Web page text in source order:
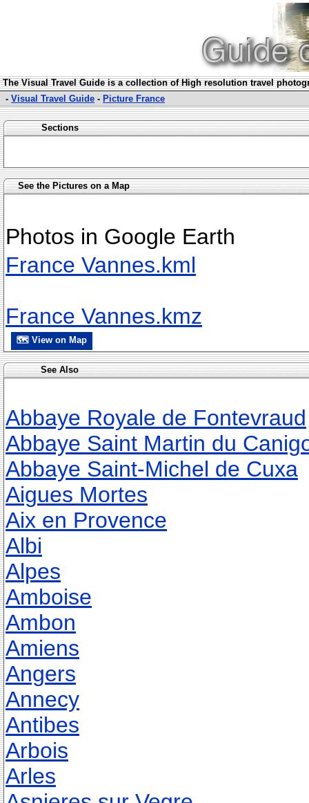
The Visual Travel Guide is a collection of High resolution travel
- Visual Travel Guide - Picture France
Sections
See the Pictures on a Map
Photos in Google Earth
France Vannes.kml
France Vannes.kmz
🗺 View on Map
See Also
Abbaye Royale de Fontevraud
Abbaye Saint Martin du
Abbaye Saint-Michel de Cuxa
Aigues Mortes
Aix en Provence
Albi
Alpes
Amboise
Ambon
Amiens
Angers
Annecy
Antibes
Arbois
Arles